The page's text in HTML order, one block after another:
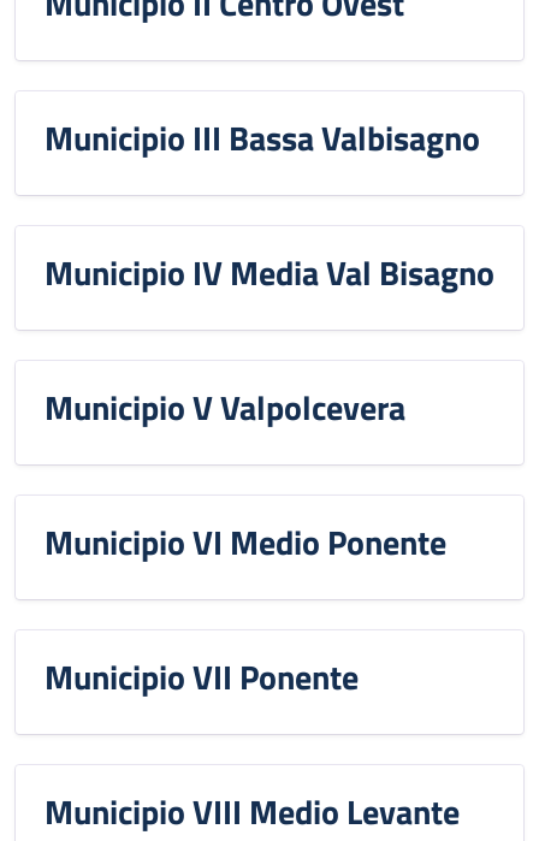
Municipio III Bassa Valbisagno
Municipio IV Media Val Bisagno
Municipio V Valpolcevera
Municipio VI Medio Ponente
Municipio VII Ponente
Municipio VIII Medio Levante